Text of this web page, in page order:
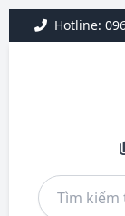
Hotline: